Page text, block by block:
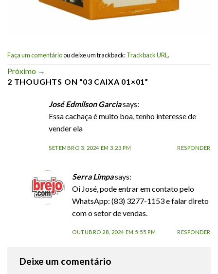
Faça um comentárioou deixe um trackback:Trackback URL.
Próximo →
2 THOUGHTS ON “03 CAIXA 01×01”
José Edmilson Garciasays:
Essa cachaça é muito boa, tenho interesse de
vender ela
SETEMBRO 3, 2024 EM 3:23 PM RESPONDER
Serra Limpasays:
Oi José, pode entrar em contato pelo
WhatsApp: (83) 3277-1153 e falar direto
com o setor de vendas.
OUTUBRO 28, 2024 EM 5:55 PM RESPONDER
Deixe um comentário